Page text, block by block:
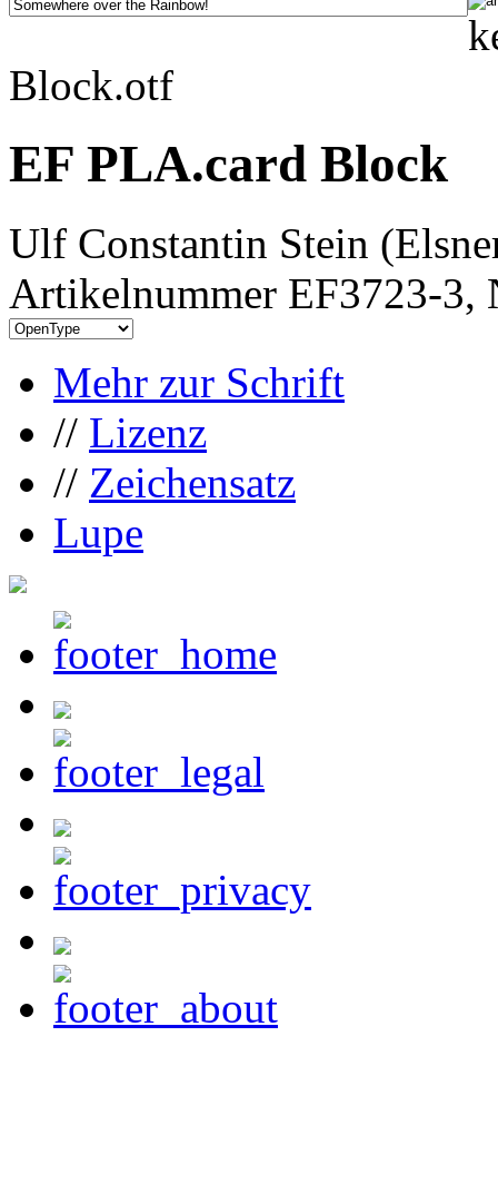
Block.otf
EF PLA.card Block
Ulf Constantin Stein
Artikelnummer EF3723-3,
Mehr zur Schrift
// Lizenz
// Zeichensatz
Lupe